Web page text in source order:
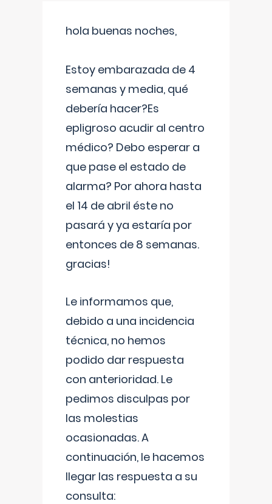
hola buenas noches,
Estoy embarazada de 4
semanas y media, qué
debería hacer?Es
epligroso acudir al centro
médico? Debo esperar a
que pase el estado de
alarma? Por ahora hasta
el 14 de abril éste no
pasará y ya estaría por
entonces de 8 semanas.
gracias!
Le informamos que,
debido a una incidencia
técnica, no hemos
podido dar respuesta
con anterioridad. Le
pedimos disculpas por
las molestias
ocasionadas. A
continuación, le hacemos
llegar las respuesta a su
consulta: